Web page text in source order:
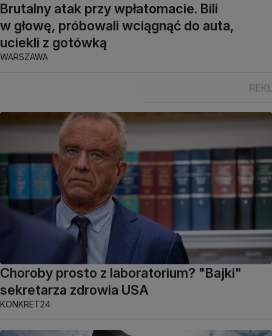
Brutalny atak przy wpłatomacie. Bili
w głowę, próbowali wciągnąć do auta,
uciekli z gotówką
WARSZAWA
Choroby prosto z laboratorium? "Bajki"
sekretarza zdrowia USA
KONKRET24